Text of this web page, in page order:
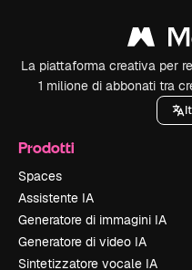
La piattaforma creativa per
1 milione di abbonati tra
Prodotti
Spaces
Assistente IA
Generatore di immagini IA
Generatore di video IA
Sintetizzatore vocale IA